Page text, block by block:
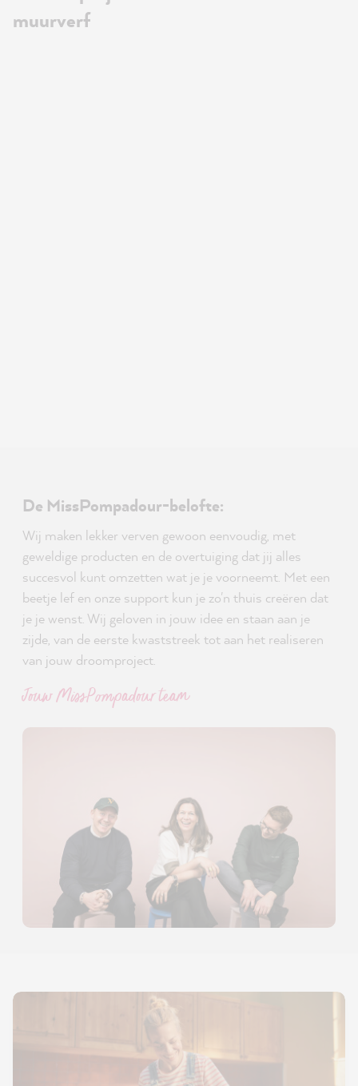
muurverf
De MissPompadour-belofte:
Wij maken lekker verven gewoon eenvoudig, met
geweldige producten en de overtuiging dat jij alles
succesvol kunt omzetten wat je je voorneemt. Met een
beetje lef en onze support kun je zo'n thuis creëren dat
je je wenst. Wij geloven in jouw idee en staan aan je
zijde, van de eerste kwaststreek tot aan het realiseren
van jouw droomproject.
Jouw MissPompadour team